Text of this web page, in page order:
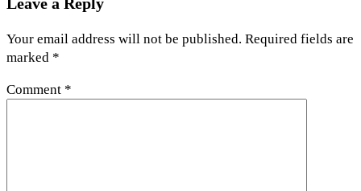
Your email address will not be published. Required fields are
marked *
Comment *